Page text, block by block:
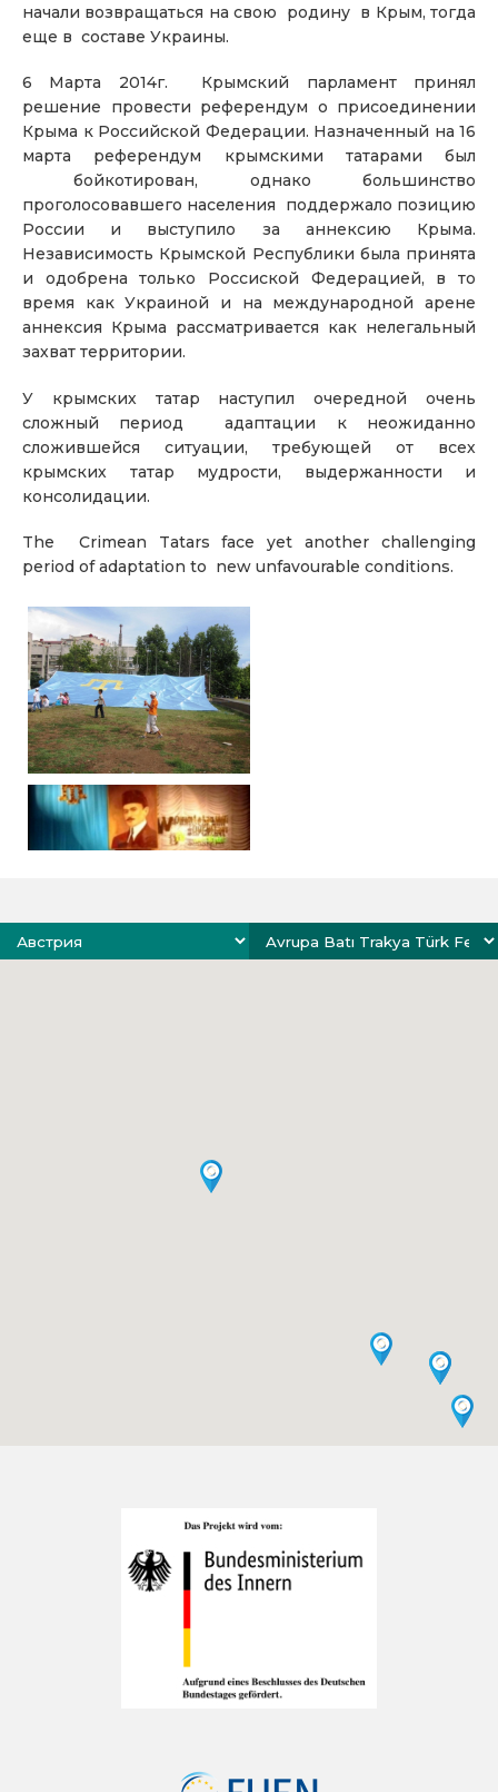
начали возвращаться на свою родину в Крым, тогда
еще в составе Украины.
6 Марта 2014г. Крымский парламент принял
решение провести референдум о присоединении
Крыма к Российской Федерации. Назначенный на 16
марта референдум крымскими татарами был
бойкотирован, однако большинство
проголосовавшего населения поддержало позицию
России и выступило за аннексию Крыма.
Независимость Крымской Республики была принята
и одобрена только Россиской Федерацией, в то
время как Украиной и на международной арене
аннексия Крыма рассматривается как нелегальный
захват территории.
У крымских татар наступил очередной очень
сложный период адаптации к неожиданно
сложившейся ситуации, требующей от всех
крымских татар мудрости, выдержанности и
консолидации.
The Crimean Tatars face yet another challenging
period of adaptation to new unfavourable conditions.